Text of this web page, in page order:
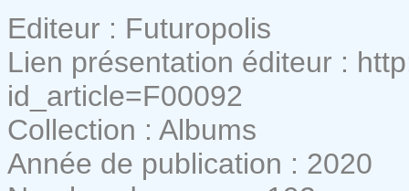
Editeur : Futuropolis
Lien présentation éditeur :
id_article=F00092
Collection : Albums
Année de publication : 2020